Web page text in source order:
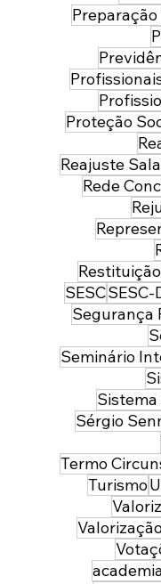
Proteção
Rede
SESCSESC-
Segurança
Sistema
Sérgio
Turismo